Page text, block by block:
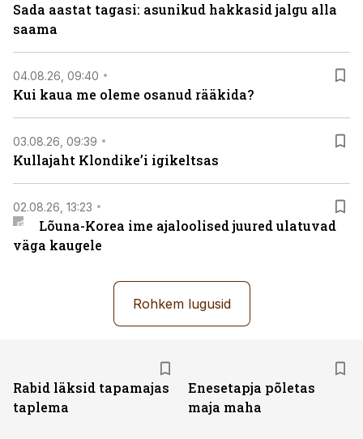
Sada aastat tagasi: asunikud hakkasid jalgu alla
saama
04.08.26, 09:40
Kui kaua me oleme osanud rääkida?
03.08.26, 09:39
Kullajaht Klondike’i igikeltsas
02.08.26, 13:23
Lõuna-Korea ime ajaloolised juured ulatuvad
väga kaugele
Rohkem lugusid
Rabid läksid tapamajas
taplema
Enesetapja põletas
maja maha